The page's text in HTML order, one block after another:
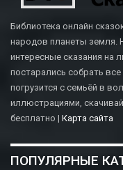
Библиотека онлайн
народов планеты земля.
интересные сказания на
постарались собрать
погрузится с семьёй в
иллюстрациями,
бесплатно | Карта сайта
ПОПУЛЯРНЫЕ